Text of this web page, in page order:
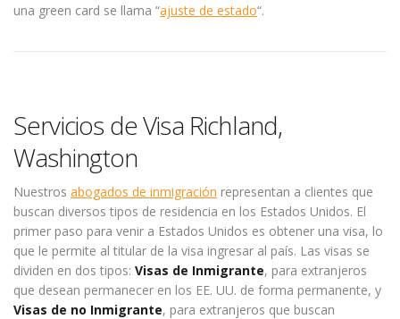
una green card se llama “ajuste de estado“.
Servicios de Visa Richland,
Washington
Nuestros abogados de inmigración representan a clientes que
buscan diversos tipos de residencia en los Estados Unidos. El
primer paso para venir a Estados Unidos es obtener una visa, lo
que le permite al titular de la visa ingresar al país. Las visas se
dividen en dos tipos: Visas de Inmigrante, para extranjeros
que desean permanecer en los EE. UU. de forma permanente, y
Visas de no Inmigrante, para extranjeros que buscan